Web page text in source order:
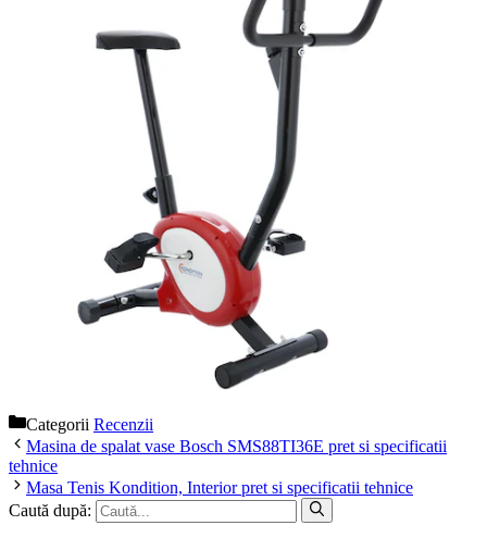
Categorii Recenzii
Masina de spalat vase Bosch SMS88TI36E pret si specificatii
tehnice
Masa Tenis Kondition, Interior pret si specificatii tehnice
Caută după: